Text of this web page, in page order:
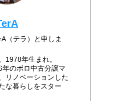
（テラ）と申しま
1978年生まれ。
のボロ中古分譲マ
リノベーションした
な暮らしをスター